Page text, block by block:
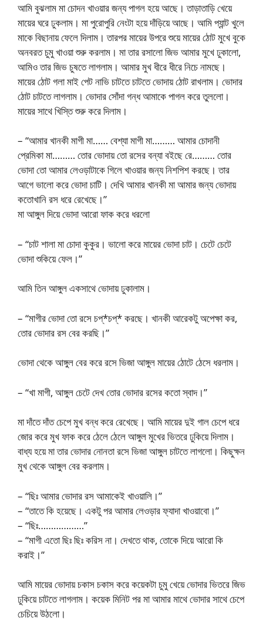
আমি বুঝলাম মা চোদন খাওয়ার জন্য পাগল হয়ে আছে। তাড়াতাড়ি খেয়ে
মায়ের ঘরে ঢুকলাম। মা পুরোপুরি নেংটা হয়ে দাঁড়িয়ে আছে। আমি প্যান্ট খুলে
মাকে বিছানায় ফেলে দিলাম। তারপর মায়ের উপরে শুয়ে মায়ের ঠোট মুখে বুকে
অনবরত চুমু খাওয়া শুরু করলাম। মা তার রসালো জিভ আমার মুখে ঢুকালো,
আমিও তার জিভ চুষতে লাগলাম। আমার মুখ ধীরে ধীরে নিচে নামছে।
মায়ের ঠোট গলা মাই পেট নাভি চাটতে চাটতে ভোদায় ঠোট রাখলাম। ভোদার
ঠোট চাটতে লাগলাম। ভোদার সোঁদা গন্ধ আমাকে পাগল করে তুললো।
মায়ের সাথে খিস্তি শুরু করে দিলাম।
– “আমার খানকী মাগী মা…… বেশ্যা মাগী মা……… আমার চোদানী
প্রেমিকা মা……… তোর ভোদায় তো রসের বন্যা বইছে রে……… তোর
ভোদা তো আমার লেওড়াটাকে গিলে খাওয়ার জন্য নিশপিশ করছে। তার
আগে ভালো করে ভোদা চাটি। দেখি আমার খানকী মা আমার জন্য ভোদায়
কতোখানি রস ধরে রেখেছে।”
মা আঙ্গুল দিয়ে ভোদা আরো ফাক করে ধরলো
– “চাট শালা মা চোদা কুকুর। ভালো করে মায়ের ভোদা চাট। চেটে চেটে
ভোদা শুকিয়ে ফেল।”
আমি তিন আঙ্গুল একসাথে ভোদায় ঢুকালাম।
– “মাগীর ভোদা তো রসে চপ্*চপ্* করছে। খানকী আরেকটু অপেক্ষা কর,
তোর ভোদার রস বের করছি।”
ভোদা থেকে আঙ্গুল বের করে রসে ভিজা আঙ্গুল মায়ের ঠোটে ঠেসে ধরলাম।
– “খা মাগী, আঙ্গুল চেটে দেখ তোর ভোদার রসের কতো স্বাদ।”
মা দাঁতে দাঁত চেপে মুখ বন্ধ করে রেখেছে। আমি মায়ের দুই গাল চেপে ধরে
জোর করে মুখ ফাক করে ঠেলে ঠেলে আঙ্গুল মুখের ভিতরে ঢুকিয়ে দিলাম।
বাধ্য হয়ে মা তার ভোদার নোনতা রসে ভিজা আঙ্গুল চাটতে লাগলো। কিছুক্ষন
মুখ থেকে আঙ্গুল বের করলাম।
– “ছিঃ আমার ভোদার রস আমাকেই খাওয়ালি।”
– “তাতে কি হয়েছে। একটু পর আমার লেওড়ার ফ্যাদা খাওয়াবো।”
– “ছিঃ………………”
– “মাগী এতো ছিঃ ছিঃ করিস না। দেখতে থাক, তোকে দিয়ে আরো কি
করাই।”
আমি মায়ের ভোদায় চকাস চকাস করে কয়েকটা চুমু খেয়ে ভোদার ভিতরে জিভ
ঢুকিয়ে চাটতে লাগলাম। কয়েক মিনিট পর মা আমার মাথে ভোদার সাথে চেপে
চেচিয়ে উঠলো।